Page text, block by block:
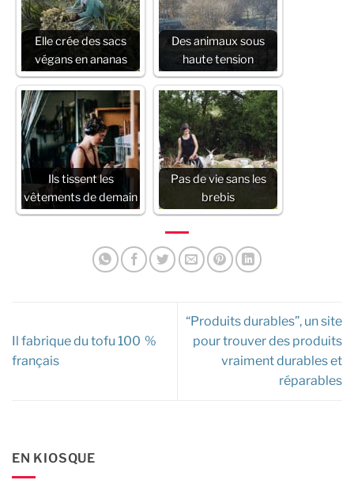
Elle crée des sacs
végans en ananas
Des animaux sous
haute tension
Ils tissent les
vêtements de demain
Pas de vie sans les
brebis
Il fabrique du tofu 100 %
français
“Produits durables”, un site
pour trouver des produits
vraiment durables et
réparables
EN KIOSQUE